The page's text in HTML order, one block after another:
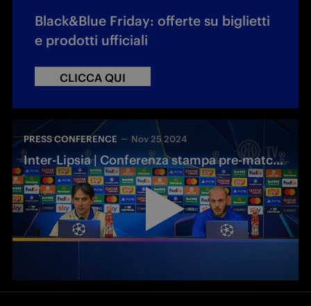
Black&Blue Friday: offerte su biglietti
e prodotti ufficiali
CLICCA QUI
PRESS CONFERENCE Nov 25 2024
Inter-Lipsia | Conferenza stampa pre-match | Inzaghi e Dimarco